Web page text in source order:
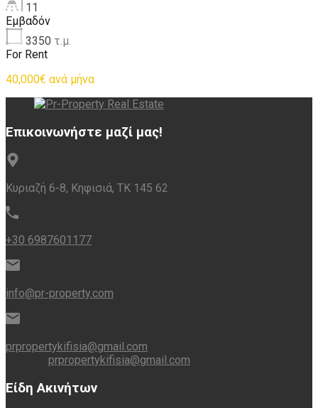
11
Εμβαδόν
3350 τ.μ.
For Rent
40,000€ ανά μήνα
Επικοινωνήστε μαζί μας!
Κυριαζή 6-8, Κηφισιά, ΤΚ 145 62
+30 6987601177
info@pr-property.com
prpropertykifisia@gmail.com
prpropertykifisia@gmail.com
Είδη Ακινήτων